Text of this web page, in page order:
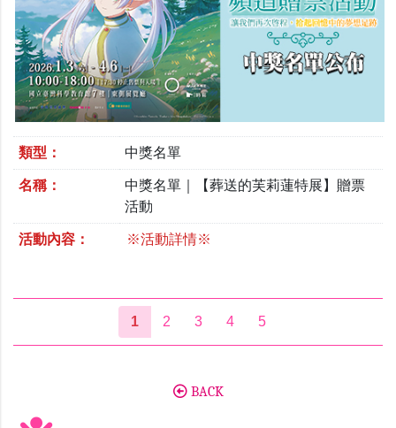
類型： 中獎名單
名稱：
中獎名單｜【葬送的芙莉蓮特展】贈票
活動
活動內容： ※活動詳情※
1 2 3 4 5
BACK